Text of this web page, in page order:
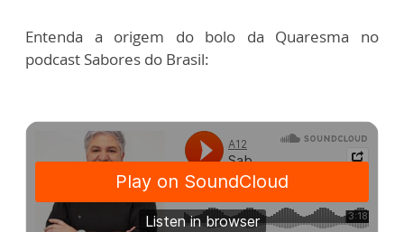
Entenda a origem do bolo da Quaresma no
podcast Sabores do Brasil: